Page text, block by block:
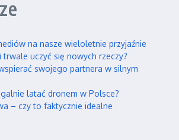
na nasze wieloletnie przyjaźnie
trwale uczyć się nowych rzeczy?
swojego partnera w silnym
latać dronem w Polsce?
– czy to faktycznie idealne